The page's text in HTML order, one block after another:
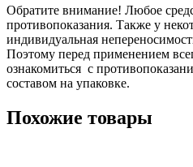
Обратите внимание! Любое
противопоказания. Также у
индивидуальная
Поэтому перед применением
ознакомиться с
составом на упаковке.
Похожие товары